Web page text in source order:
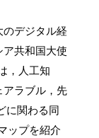
デジタル経
共和国大使
，人工知
アラブル，先
に関わる同
ップを紹介